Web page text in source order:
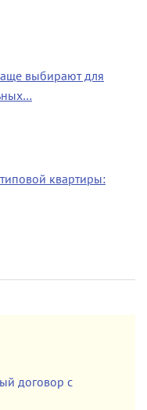
выбирают для
квартиры:
договор с